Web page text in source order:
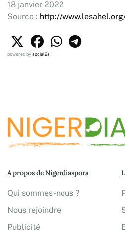
18 janvier 2022
Source : http://
powered bysocial2s
A propos de Nigerdiaspora
Qui sommes-nous ?
Nous rejoindre
Publicité